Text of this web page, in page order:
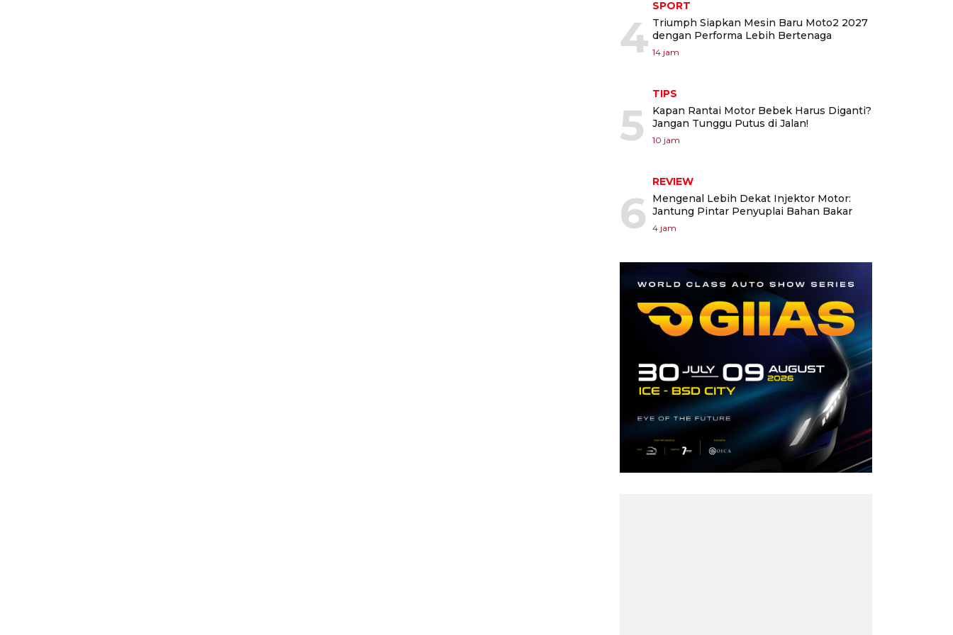
4
SPORT
Triumph Siapkan Mesin Baru Moto2 2027
dengan Performa Lebih Bertenaga
14 jam
5
TIPS
Kapan Rantai Motor Bebek Harus Diganti?
Jangan Tunggu Putus di Jalan!
10 jam
6
REVIEW
Mengenal Lebih Dekat Injektor Motor:
Jantung Pintar Penyuplai Bahan Bakar
4 jam